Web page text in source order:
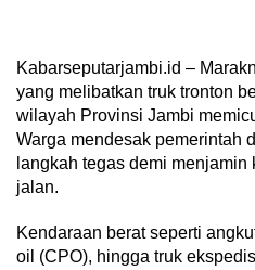
Kabarseputarjambi.id –
yang melibatkan truk tronton
wilayah Provinsi Jambi
Warga mendesak pemerintah
langkah tegas demi
jalan.
Kendaraan berat seperti
oil (CPO), hingga truk